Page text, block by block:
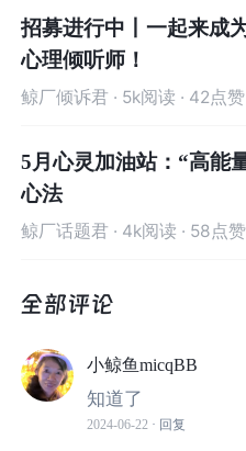
##案例分享x5
招募进行中丨一起来成
心理倾听师！
鲸厂倾诉君 · 5k阅读 · 42点赞
5月心灵加油站：“高能
心法
鲸厂话题君 · 4k阅读 · 58点赞
小鲸鱼micqBB
知道了
2024-06-22 · 回复